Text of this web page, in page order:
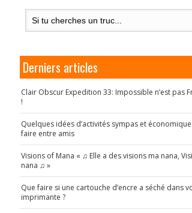
Derniers articles
Clair Obscur Expedition 33: Impossible n’est pas
!
Quelques idées d’activités sympas et
faire entre amis
Visions of Mana « ♫ Elle a des visions ma nana,
nana ♫ »
Que faire si une cartouche d’encre a séché dans
imprimante ?